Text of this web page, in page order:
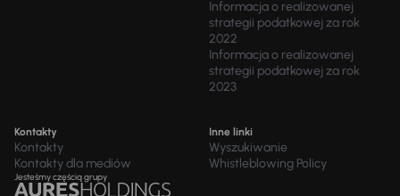
Informacja o realizowanej
strategii podatkowej za rok
2022
Informacja o realizowanej
strategii podatkowej za rok
2023
Kontakty
Kontakty
Kontakty dla mediów
Inne linki
Wyszukiwanie
Whistleblowing Policy
Jesteśmy częścią grupy